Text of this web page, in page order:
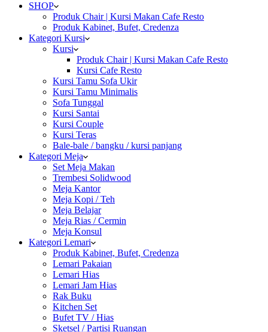
SHOP
Produk Chair | Kursi Makan Cafe Resto
Produk Kabinet, Bufet, Credenza
Kategori Kursi
Kursi
Produk Chair | Kursi Makan Cafe Resto
Kursi Cafe Resto
Kursi Tamu Sofa Ukir
Kursi Tamu Minimalis
Sofa Tunggal
Kursi Santai
Kursi Couple
Kursi Teras
Bale-bale / bangku / kursi panjang
Kategori Meja
Set Meja Makan
Trembesi Solidwood
Meja Kantor
Meja Kopi / Teh
Meja Belajar
Meja Rias / Cermin
Meja Konsul
Kategori Lemari
Produk Kabinet, Bufet, Credenza
Lemari Pakaian
Lemari Hias
Lemari Jam Hias
Rak Buku
Kitchen Set
Bufet TV / Hias
Sketsel / Partisi Ruangan